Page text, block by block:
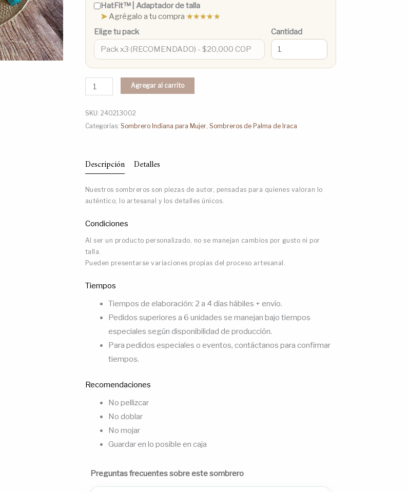
HatFit™️ | Adaptador de talla
➤Agrégalo a tu compra ★★★★★
Elige tu pack
Cantidad
Agregar al carrito
SKU: 240213002
Categorías: Sombrero Indiana para Mujer, Sombreros de Palma de Iraca
Descripción Detalles
Nuestros sombreros son piezas de autor, pensadas para quienes valoran lo
auténtico, lo artesanal y los detalles únicos.
Condiciones
Al ser un producto personalizado, no se manejan cambios por gusto ni por
talla.
Pueden presentarse variaciones propias del proceso artesanal.
Tiempos
Tiempos de elaboración: 2 a 4 días hábiles + envío.
Pedidos superiores a 6 unidades se manejan bajo tiempos
especiales según disponibilidad de producción.
Para pedidos especiales o eventos, contáctanos para confirmar
tiempos.
Recomendaciones
No pellizcar
No doblar
No mojar
Guardar en lo posible en caja
Preguntas frecuentes sobre este sombrero